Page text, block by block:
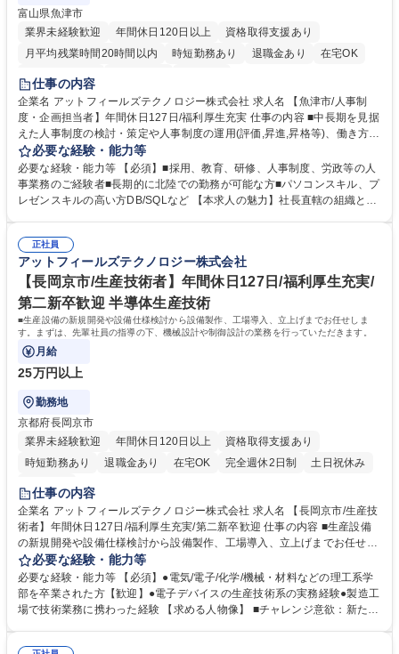
富山県魚津市
業界未経験歓迎
年間休日120日以上
資格取得支援あり
月平均残業時間20時間以内
時短勤務あり 退職金あり
在宅OK
完全週休2日制
仕事の内容
企業名 アットフィールズテクノロジー株式会社 求人名 【魚津市/人事制
度・企画担当者】年間休日127日/福利厚生充実 仕事の内容 ■中長期を見据
えた人事制度の検討・策定や人事制度の運用(評価,昇進,昇格等)、働き方改
革の推進、グループ事業会社との連携および人事施策遂行支援等、人事制
度・企画を担当いただきます。【具体的には】■中長 期を見据えた人事制
度の検討・策定■処遇体系の見直し、策定■福祉制度企画・改定■働き方改
革の推進■グループ事業会社との連携および人事施策遂行支援■人事制度の
姿への引き上げ）■組織、カルチャーづくり（エンプロイーエクスペリエ
ンス・エンプロイーサクセス） 募集職種 【魚津市/人事制度・企画担当
者】年間休日127日/福利厚生充実
必要な経験・能力等
必要な経験・能力等 【必須】■採用、教育、研修、人事制度、労政等の人
事業務のご経験者■長期的に北陸での勤務が可能な方■パソコンスキル、プ
レゼンスキルの高い方DB/SQLなど 【本求人の魅力】社長直轄の組織とな
ーダーとして、アットフィールズの成長を人材の観点により牽引していた
だくやりがいの大きいポジションとなります。 学歴・資格 学歴：大学院
大学 高専 語学力： 資格：
正社員
アットフィールズテクノロジー株式会社
【長岡京市/生産技術者】年間休日127日/福利厚生充実/
第二新卒歓迎 半導体生産技術
■生産設備の新規開発や設備仕様検討から設備製作、工場導入、立上げまでお任せしま
す。まずは、先輩社員の指導の下、機械設計や制御設計の業務を行っていただきます。
月給
25万円以上
勤務地
京都府長岡京市
業界未経験歓迎
年間休日120日以上
資格取得支援あり
時短勤務あり
退職金あり 在宅OK 完全週休2日制
土日祝休み
服装自由
仕事の内容
企業名 アットフィールズテクノロジー株式会社 求人名 【長岡京市/生産技
術者】年間休日127日/福利厚生充実/第二新卒歓迎 仕事の内容 ■生産設備
の新規開発や設備仕様検討から設備製作、工場導入、立上げまでお任せし
ます。まずは、先輩社員の指導の下、機械設計や制御設計の業務を行って
いただきます。 【専門技術】 ■設備仕様検討、メカ設計・制御設計・PLC
ソフト設計・画像認識 募集職種 【長岡京市/生産技術者】年間休日127日/
福利厚生充実/第二新卒歓迎
必要な経験・能力等
必要な経験・能力等 【必須】●電気/電子/化学/機械・材料などの理工系学
部を卒業された方【歓迎】●電子デバイスの生産技術系の実務経験●製造工
場で技術業務に携わった経験 【求める人物像】 ■チャレンジ意欲：新たな